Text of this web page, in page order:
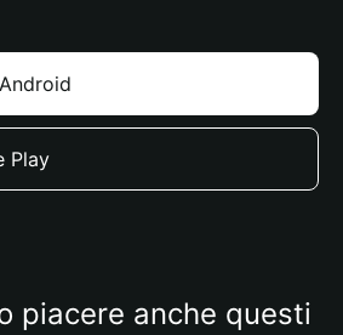
Play
piacere anche questi